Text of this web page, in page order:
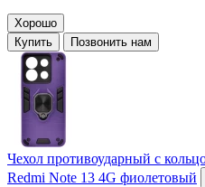
Хорошо
Купить
Позвонить нам
Чехол противоударный с
Redmi Note 13 4G фиолетовый